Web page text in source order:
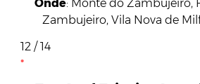
Onde: Monte do Zambujeiro,
Zambujeiro, Vila Nova de
12 / 14